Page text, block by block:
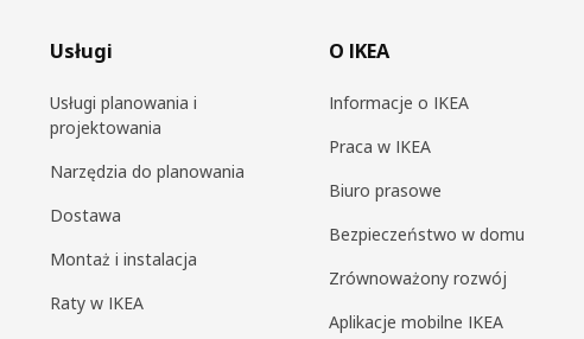
Usługi
Usługi planowania i
projektowania
Narzędzia do planowania
Dostawa
Montaż i instalacja
Raty w IKEA
O IKEA
Informacje o IKEA
Praca w IKEA
Biuro prasowe
Bezpieczeństwo w domu
Zrównoważony rozwój
Aplikacje mobilne IKEA